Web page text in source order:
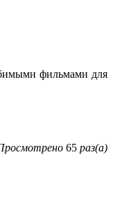
фильмами для
65 раз(а)